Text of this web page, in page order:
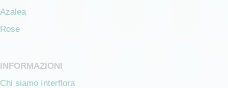
Azalea
Rose
INFORMAZIONI
Chi siamo Interflora